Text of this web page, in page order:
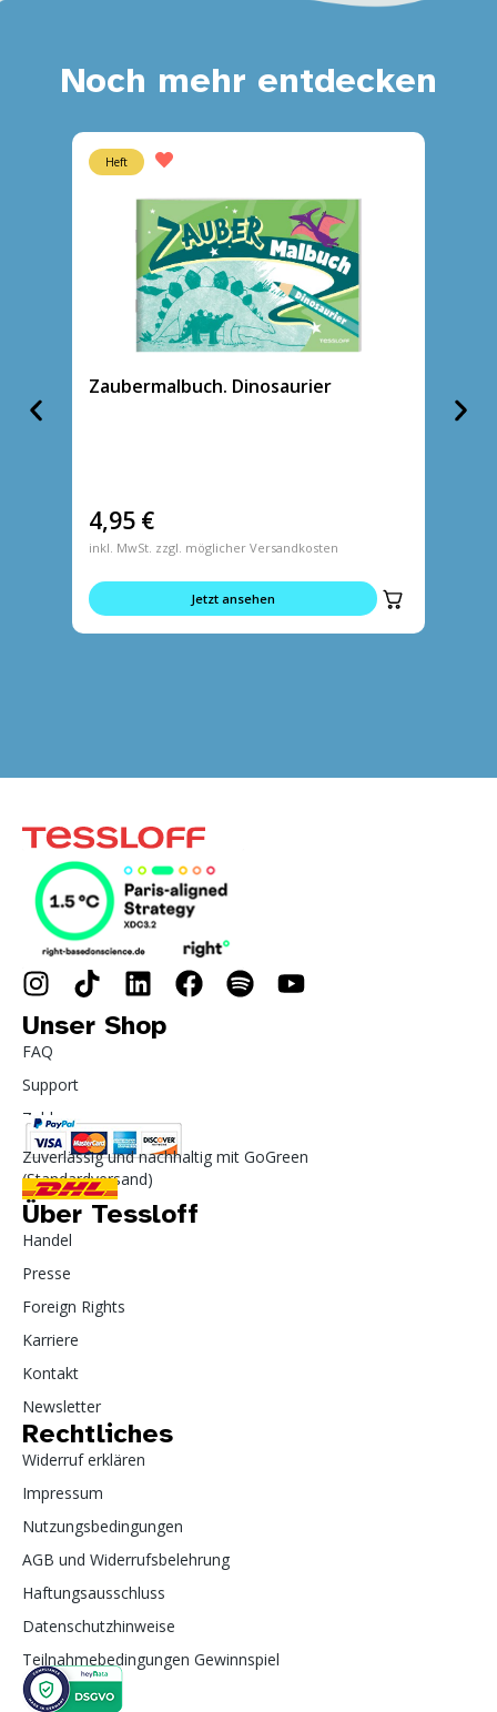
Noch mehr entdecken
Heft
Zaubermalbuch. Dinosaurier
4,95 €
inkl. MwSt. zzgl. möglicher Versandkosten
Jetzt ansehen
Unser Shop
FAQ
Support
Zahlung
Zuverlässig und nachhaltig mit GoGreen
(Standardversand)
Über Tessloff
Handel
Presse
Foreign Rights
Karriere
Kontakt
Newsletter
Rechtliches
Widerruf erklären
Impressum
Nutzungsbedingungen
AGB und Widerrufsbelehrung
Haftungsausschluss
Datenschutzhinweise
Teilnahmebedingungen Gewinnspiel